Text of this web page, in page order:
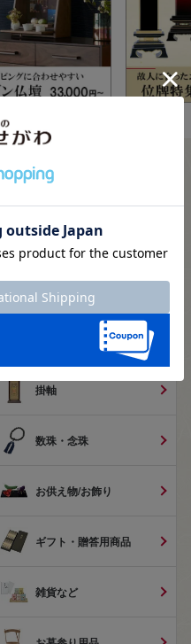
仏壇用仏具
線香/お香/焼香・香合
掛軸
数珠・念珠
お供え物/お飾り
ギフト・贈答用商品
雑貨など